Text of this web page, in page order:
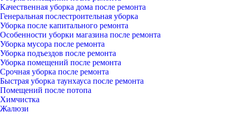
Качественная уборка дома после ремонта
Генеральная послестроительная уборка
Уборка после капитального ремонта
Особенности уборки магазина после ремонта
Уборка мусора после ремонта
Уборка подъездов после ремонта
Уборка помещений после ремонта
Срочная уборка после ремонта
Быстрая уборка таунхауса после ремонта
Помещений после потопа
Химчистка
Жалюзи